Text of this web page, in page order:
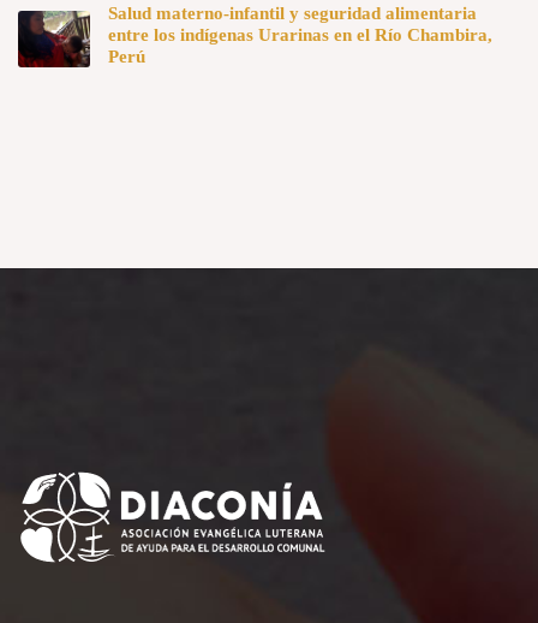
Salud materno-infantil y seguridad alimentaria
entre los indígenas Urarinas en el Río Chambira,
Perú